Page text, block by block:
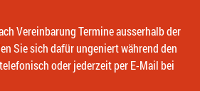
Vereinbarung Termine ausserhalb der
Sie sich dafür ungeniert während den
oder jederzeit per E-Mail bei